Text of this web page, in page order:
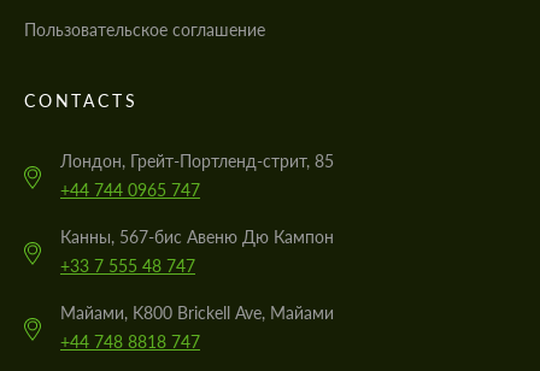
Пользовательское соглашение
CONTACTS
Лондон, Грейт-Портленд-стрит, 85
+44 744 0965 747
Канны, 567-бис Авеню Дю Кампон
+33 7 555 48 747
Майами, K800 Brickell Ave, Майами
+44 748 8818 747